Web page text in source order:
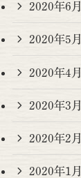
2020年6月
2020年5月
2020年4月
2020年3月
2020年2月
2020年1月